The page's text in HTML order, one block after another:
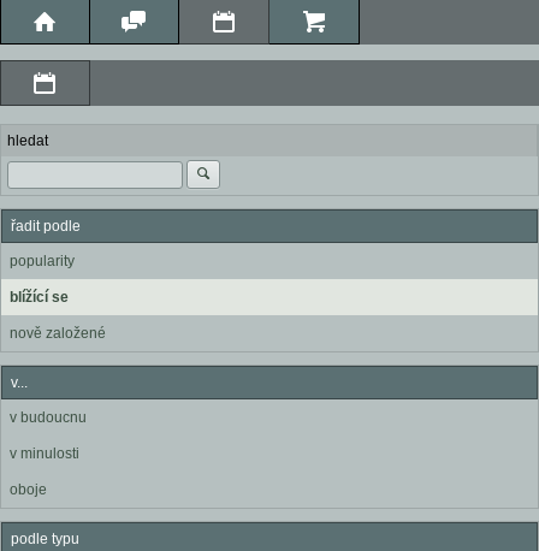
hledat
řadit podle
popularity
blížící se
nově založené
v...
v budoucnu
v minulosti
oboje
podle typu